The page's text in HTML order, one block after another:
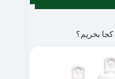
بخریم؟